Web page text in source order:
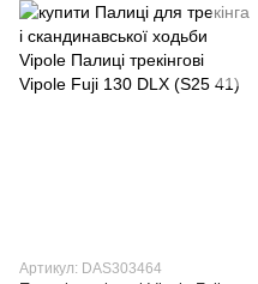
Артикул: DAS303464